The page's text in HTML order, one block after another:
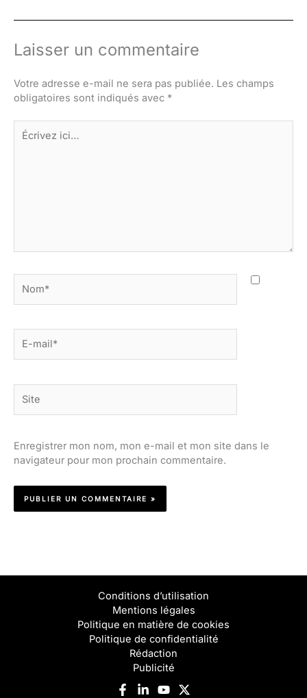
Laisser un commentaire
Votre adresse e-mail ne sera pas publiée. Les champs
obligatoires sont indiqués avec *
Écrivez
ici…
mail*
Enregistrer mon nom, mon e-mail et mon site dans le
navigateur pour mon prochain commentaire.
Conditions d’utilisation
Mentions légales
Politique en matière de cookies
Politique de confidentialité
Rédaction
Publicité